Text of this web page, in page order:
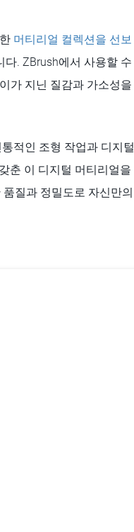
머티리얼 컬렉션을 선보
. ZBrush에서 사용할 수
가 지닌 질감과 가소성을
적인 조형 작업과 디지털
춘 이 디지털 머티리얼을
질과 정밀도로 자신만의